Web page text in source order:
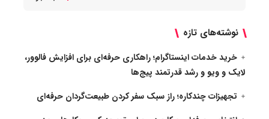
نوشته‌های تازه
خرید خدمات اینستاگرام؛ راهکاری حرفه‌ای برای افزایش فالوور،
لایک و ویو و رشد قدرتمند پیج‌ها
تجهیزات چندکاره؛ راز سبک سفر کردن طبیعت‌گردان حرفه‌ای